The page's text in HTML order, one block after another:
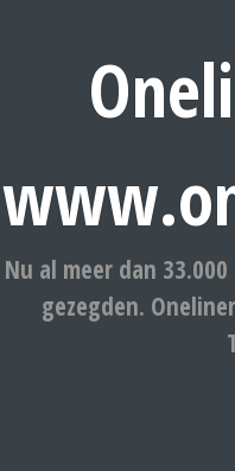
Nu al meer dan
gezegden.